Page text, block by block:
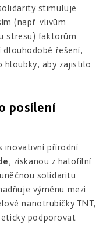
stimuluje
(např. vlivům
stresu) faktorům
řešení,
hloubky, aby zajistilo
posílení
inovativní přírodní
, získanou z halofilní
solidaritu.
výměnu mezi
nanotrubičky TNT,
podporovat